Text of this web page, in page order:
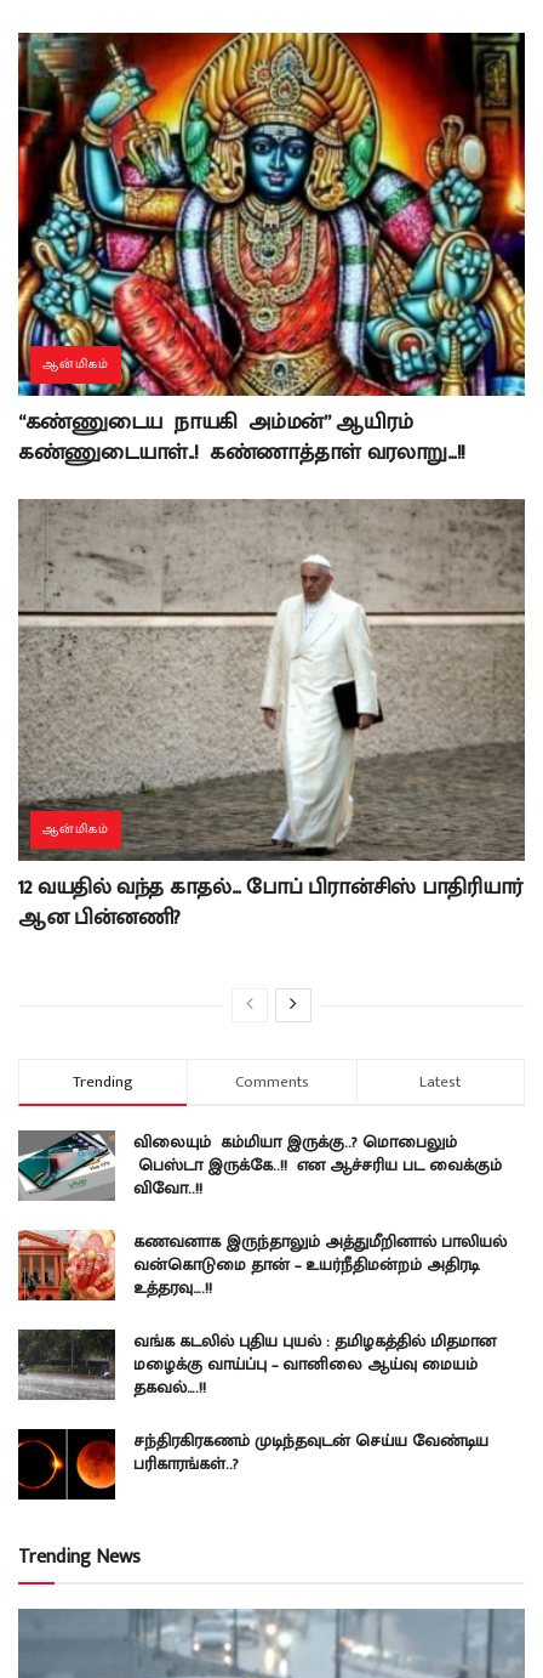
ஆன்மிகம்
“கண்ணுடைய நாயகி அம்மன்” ஆயிரம்
கண்ணுடையாள்..! கண்ணாத்தாள் வரலாறு…!!
ஆன்மிகம்
12 வயதில் வந்த காதல்… போப் பிரான்சிஸ் பாதிரியார்
ஆன பின்னணி?
Trending Comments Latest
விலையும் கம்மியா இருக்கு..? மொபைலும்
பெஸ்டா இருக்கே..!! என ஆச்சரிய பட வைக்கும்
விவோ..!!
கணவனாக இருந்தாலும் அத்துமீறினால் பாலியல்
வன்கொடுமை தான் – உயர்நீதிமன்றம் அதிரடி
உத்தரவு….!!
வங்க கடலில் புதிய புயல் : தமிழகத்தில் மிதமான
மழைக்கு வாய்ப்பு – வானிலை ஆய்வு மையம்
தகவல்….!!
சந்திரகிரகணம் முடிந்தவுடன் செய்ய வேண்டிய
பரிகாரங்கள்..?
Trending News